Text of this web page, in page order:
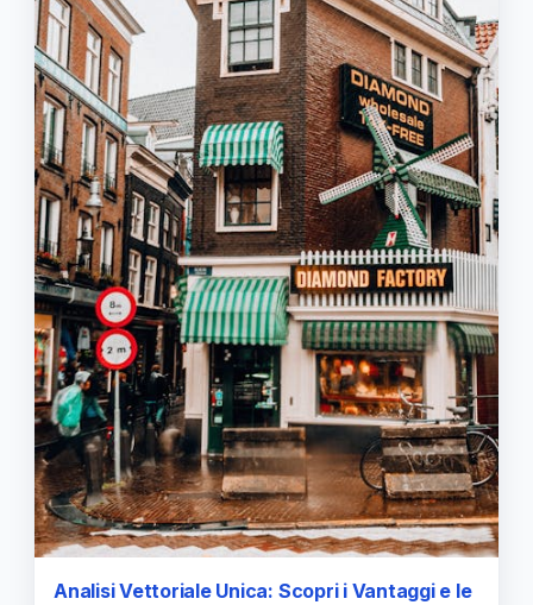
Analisi Vettoriale Unica: Scopri i Vantaggi e le